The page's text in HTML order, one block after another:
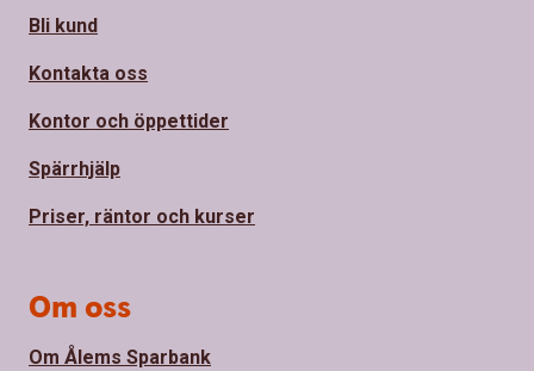
Bli kund
Kontakta oss
Kontor och öppettider
Spärrhjälp
Priser, räntor och kurser
Om oss
Om Ålems Sparbank